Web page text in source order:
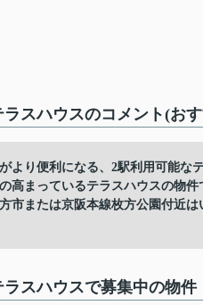
スハウスのコメント(お
より便利になる、2駅利用可能な
高まっているテラスハウスの物
市または京阪本線枚方公園付近
スハウスで募集中の物件